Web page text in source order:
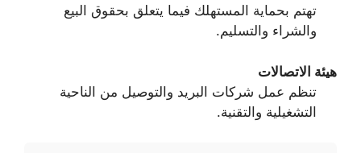
تهتم بحماية المستهلك فيما يتعلق بحقوق البيع
والشراء والتسليم.
هيئة الاتصالات
تنظم عمل شركات البريد والتوصيل من الناحية
التشغيلية والتقنية.